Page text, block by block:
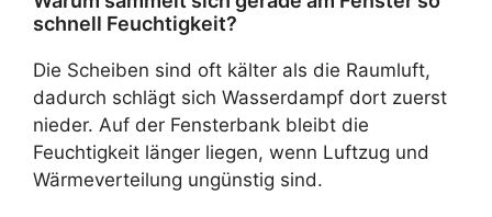
schnell Feuchtigkeit?
Die Scheiben sind oft kälter als die Raumluft,
dadurch schlägt sich Wasserdampf dort zuerst
nieder. Auf der Fensterbank bleibt die
Feuchtigkeit länger liegen, wenn Luftzug und
Wärmeverteilung ungünstig sind.